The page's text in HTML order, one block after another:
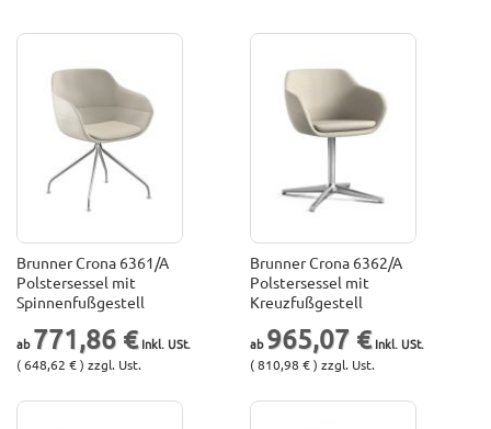
Brunner Crona 6361/A
Polstersessel mit
Spinnenfußgestell
771,86 €
( 648,62 € ) zzgl. Ust.
Brunner Crona 6362/A
Polstersessel mit
Kreuzfußgestell
965,07 €
( 810,98 € ) zzgl. Ust.